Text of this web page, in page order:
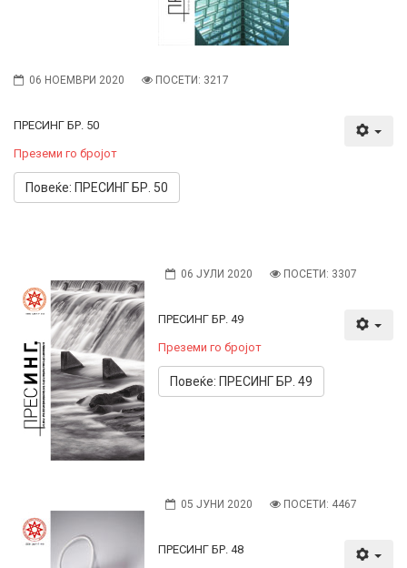
06 НОЕМВРИ 2020 ПОСЕТИ: 3217
ПРЕСИНГ БР. 50
Преземи го бројот
Повеќе: ПРЕСИНГ БР. 50
06 ЈУЛИ 2020 ПОСЕТИ: 3307
ПРЕСИНГ БР. 49
Преземи го бројот
Повеќе: ПРЕСИНГ БР. 49
05 ЈУНИ 2020 ПОСЕТИ: 4467
ПРЕСИНГ БР. 48